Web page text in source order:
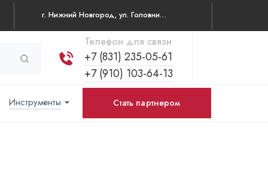
г. Нижний Новгород, ул. Головнина 35 офис 4
Телефон для связи
+7 (831) 235-05-61
+7 (910) 103-64-13
Инструменты Стать партнером